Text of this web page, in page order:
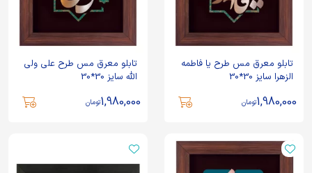
تابلو معرق مس طرح یا فاطمه
الزهرا سایز 30*30
1,980,000تومان
تابلو معرق مس طرح علی ولی
الله سایز 30*30
1,980,000تومان